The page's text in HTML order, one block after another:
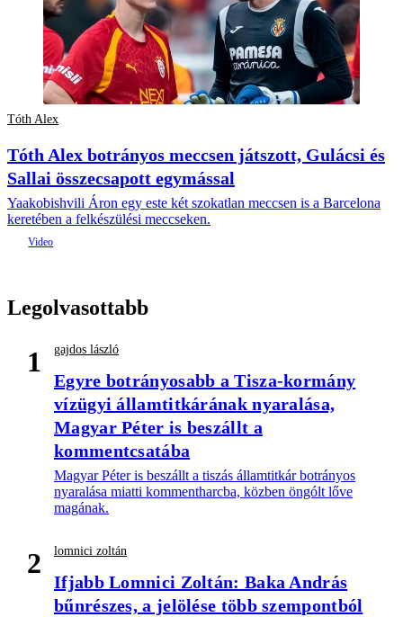
Tóth Alex
Tóth Alex botrányos meccsen játszott, Gulácsi és
Sallai összecsapott egymással
Yaakobishvili Áron egy este két szokatlan meccsen is a Barcelona
keretében a felkészülési meccseken.
Legolvasottabb
1 gajdos lászló
Egyre botrányosabb a Tisza-kormány
vízügyi államtitkárának nyaralása,
Magyar Péter is beszállt a
kommentcsatába
Magyar Péter is beszállt a tiszás államtitkár botrányos
nyaralása miatti kommentharcba, közben öngólt lőve
magának.
2 lomnici zoltán
Ifjabb Lomnici Zoltán: Baka András
bűnrészes, a jelölése több szempontból